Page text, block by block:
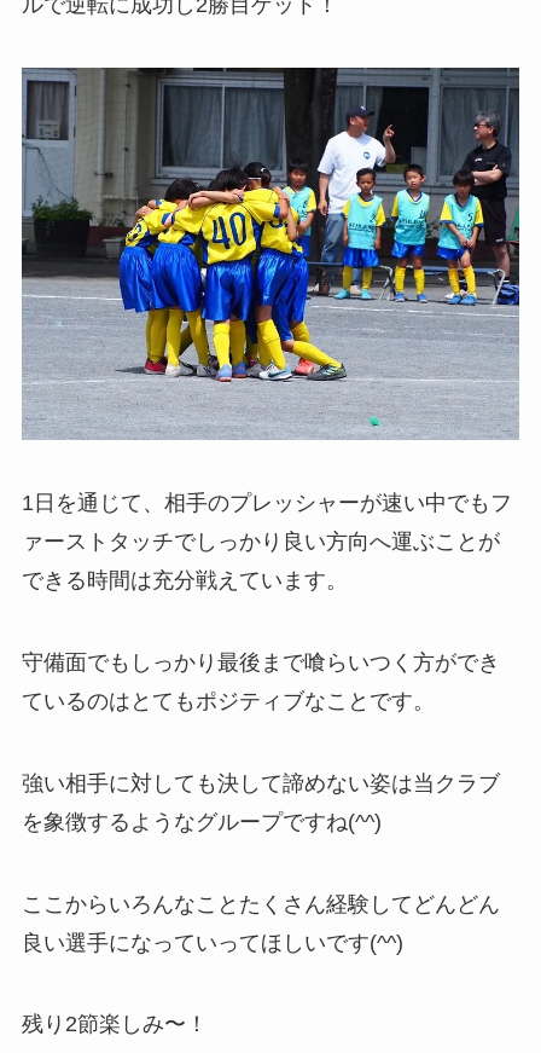
1日を通じて、相手のプレッシャーが速い中でもフ
ァーストタッチでしっかり良い方向へ運ぶことが
できる時間は充分戦えています。
守備面でもしっかり最後まで喰らいつく方ができ
ているのはとてもポジティブなことです。
強い相手に対しても決して諦めない姿は当クラブ
を象徴するようなグループですね(^^)
ここからいろんなことたくさん経験してどんどん
良い選手になっていってほしいです(^^)
残り2節楽しみ〜！